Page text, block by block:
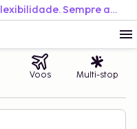
Reserve facilmente. Viaje com flexibilidade. Sempre ao melhor preço.
Voos Multi-stop